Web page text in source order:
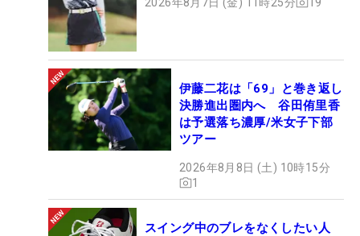
伊藤二花は「69」と巻き返し
決勝進出圏内へ 谷田侑里香
は予選落ち濃厚/米女子下部
ツアー
2026年8月8日 (土) 10時15分
1
スイング中のブレをなくしたい人